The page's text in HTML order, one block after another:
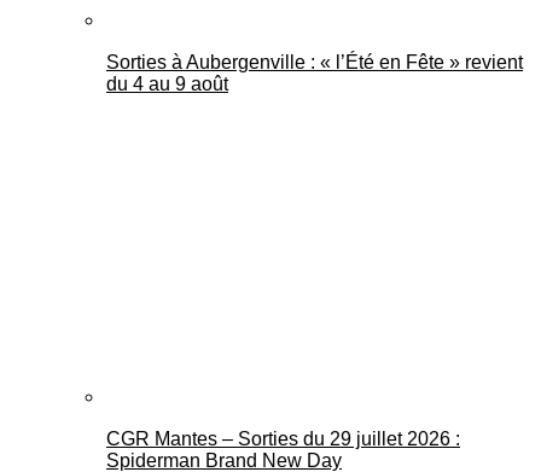
Sorties à Aubergenville : « l’Été en Fête » revient
du 4 au 9 août
CGR Mantes – Sorties du 29 juillet 2026 :
Spiderman Brand New Day